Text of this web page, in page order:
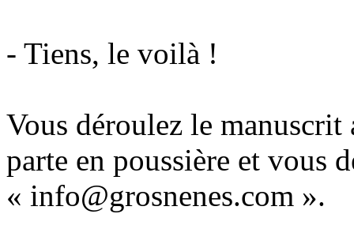
- Tiens, le voilà !
Vous déroulez le
parte en poussière et vous
« info@grosnenes.com ».